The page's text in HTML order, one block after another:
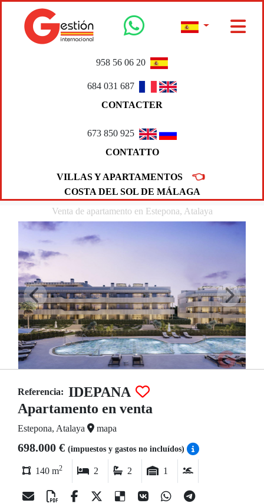
958 56 06 20
684 031 687
CONTACTER
673 850 925
CONTATTO
VILLAS Y APARTAMENTOS 👈
COSTA DEL SOL DE MÁLAGA
Venta de apartamento en Estepona, Atalaya
Referencia: IDEPANA
Apartamento en venta
Estepona, Atalaya mapa
698.000 € (impuestos y gastos no incluídos)
140 m2 2 2 1